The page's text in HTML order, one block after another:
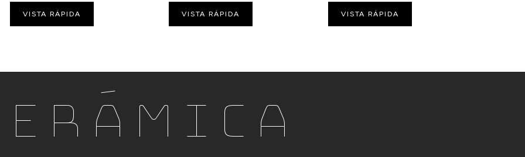
VISTA RÁPIDA VISTA RÁPIDA VISTA RÁPIDA